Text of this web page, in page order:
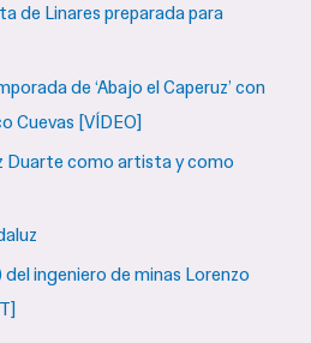
de Linares preparada para
de ‘Abajo el Caperuz’ con
Cuevas [VÍDEO]
Duarte como artista y como
del ingeniero de minas Lorenzo